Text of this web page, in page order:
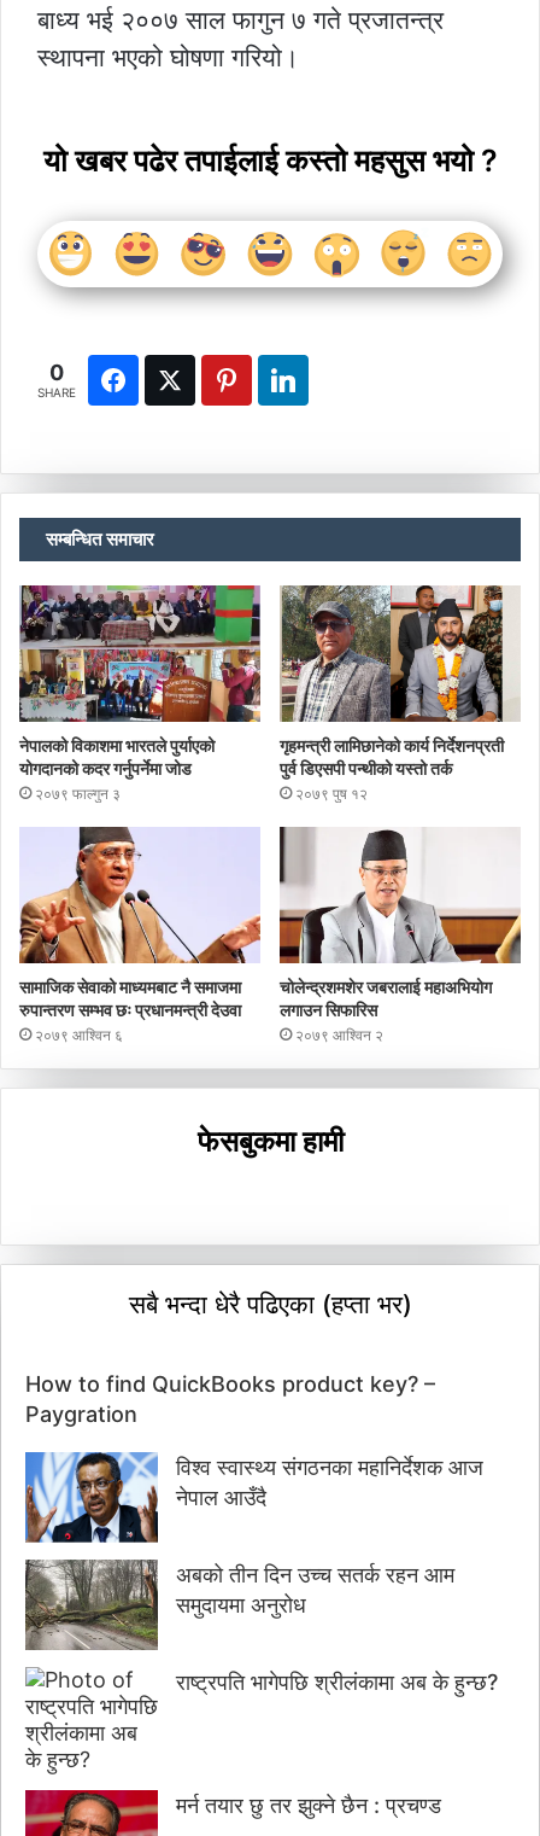
बाध्य भई २००७ साल फागुन ७ गते प्रजातन्त्र
स्थापना भएको घोषणा गरियो।
यो खबर पढेर तपाईलाई कस्तो महसुस भयो ?
0
SHARE
सम्बन्धित समाचार
नेपालको विकाशमा भारतले पुर्याएको
योगदानको कदर गर्नुपर्नेमा जोड
२०७९ फाल्गुन ३
गृहमन्त्री लामिछानेको कार्य निर्देशनप्रती
पुर्व डिएसपी पन्थीको यस्तो तर्क
२०७९ पुष १२
सामाजिक सेवाको माध्यमबाट नै समाजमा
रुपान्तरण सम्भव छः प्रधानमन्त्री देउवा
२०७९ आश्विन ६
चोलेन्द्रशमशेर जबरालाई महाअभियोग
लगाउन सिफारिस
२०७९ आश्विन २
फेसबुकमा हामी
सबै भन्दा धेरै पढिएका (हप्ता भर)
How to find QuickBooks product key? –
Paygration
विश्व स्वास्थ्य संगठनका महानिर्देशक आज
नेपाल आउँदै
अबको तीन दिन उच्च सतर्क रहन आम
समुदायमा अनुरोध
राष्ट्रपति भागेपछि श्रीलंकामा अब के हुन्छ?
मर्न तयार छु तर झुक्ने छैन : प्रचण्ड